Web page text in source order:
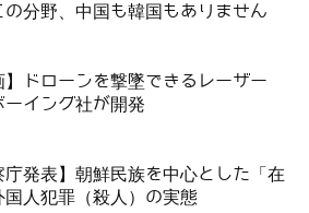
の分野、中国も韓国もありません
】ドローンを撃墜できるレーザー
ーイング社が開発
庁発表】朝鮮民族を中心とした「在
国人犯罪（殺人）の実態